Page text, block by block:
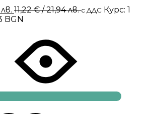
11,22€/ 21,94 лв.с ДДС Курс: 1
BGN